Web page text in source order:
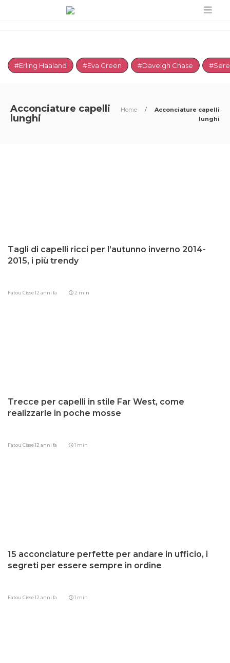
#Erling Haaland #Eva Green #Daveigh Chase
Acconciature capelli
lunghi
Home /
Acconciature capelli
lunghi
Tagli di capelli ricci per l’autunno inverno 2014-
2015, i più trendy
Fatou Cisse12 anni fa 2 min
Trecce per capelli in stile Far West, come
realizzarle in poche mosse
Fatou Cisse12 anni fa 1 min
15 acconciature perfette per andare in ufficio, i
segreti per essere sempre in ordine
Fatou Cisse12 anni fa 1 min